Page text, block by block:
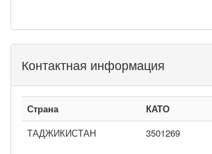
Контактная информация
Страна КАТО
ТАДЖИКИСТАН
3501269